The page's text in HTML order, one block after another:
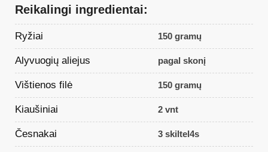
Reikalingi ingredientai:
Ryžiai 150 gramų
Alyvuogių aliejus pagal skonį
Vištienos filė 150 gramų
Kiaušiniai 2 vnt
Česnakai 3 skiltel4s